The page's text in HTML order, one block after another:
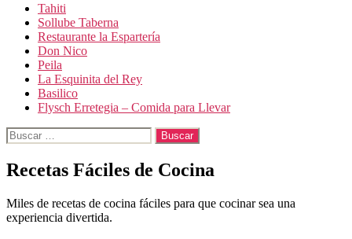
Tahiti
Sollube Taberna
Restaurante la Espartería
Don Nico
Peila
La Esquinita del Rey
Basilico
Flysch Erretegia – Comida para Llevar
Buscar:
Recetas Fáciles de Cocina
Miles de recetas de cocina fáciles para que cocinar sea una
experiencia divertida.